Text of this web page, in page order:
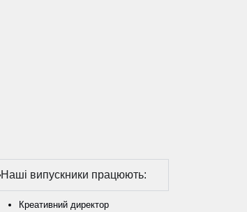
Наші випускники працюють:
Креативний директор